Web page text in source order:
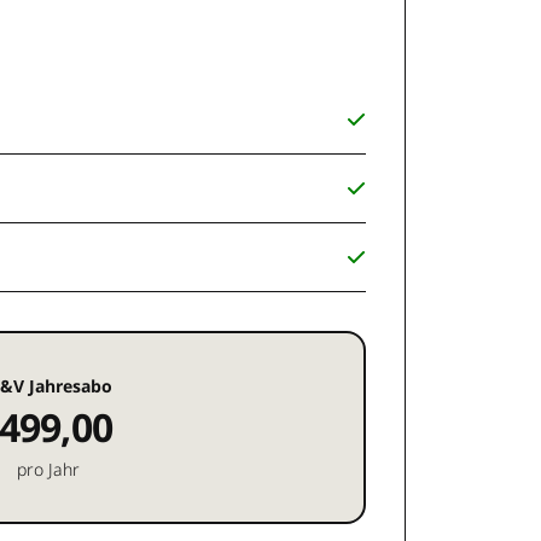
Jahresabo
499,00
pro Jahr